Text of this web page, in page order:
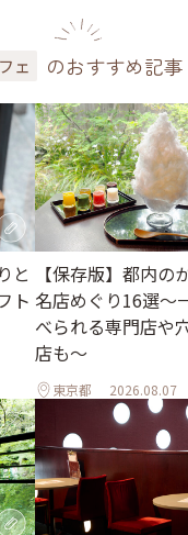
ェ のおすすめ記事
と
ト
【保存版】都内の
名店めぐり16選～
べられる専門店や
店も～
東京都 2026.08.07